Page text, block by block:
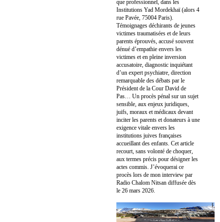
que professionnel, dans les
Institutions Yad Mordekhaï (alors 4
rue Pavée, 75004 Paris).
Témoignages déchirants de jeunes
victimes traumatisées et de leurs
parents éprouvés, accusé souvent
dénué d’empathie envers les
victimes et en pleine inversion
accusatoire, diagnostic inquiétant
d’un expert psychiatre, direction
remarquable des débats par le
Président de la Cour David de
Pas… Un procès pénal sur un sujet
sensible, aux enjeux juridiques,
juifs, moraux et médicaux devant
inciter les parents et donateurs à une
exigence vitale envers les
institutions juives françaises
accueillant des enfants. Cet article
recourt, sans volonté de choquer,
aux termes précis pour désigner les
actes commis. J’évoquerai ce
procès lors de mon interview par
Radio Chalom Nitsan diffusée dès
le 26 mars 2026.